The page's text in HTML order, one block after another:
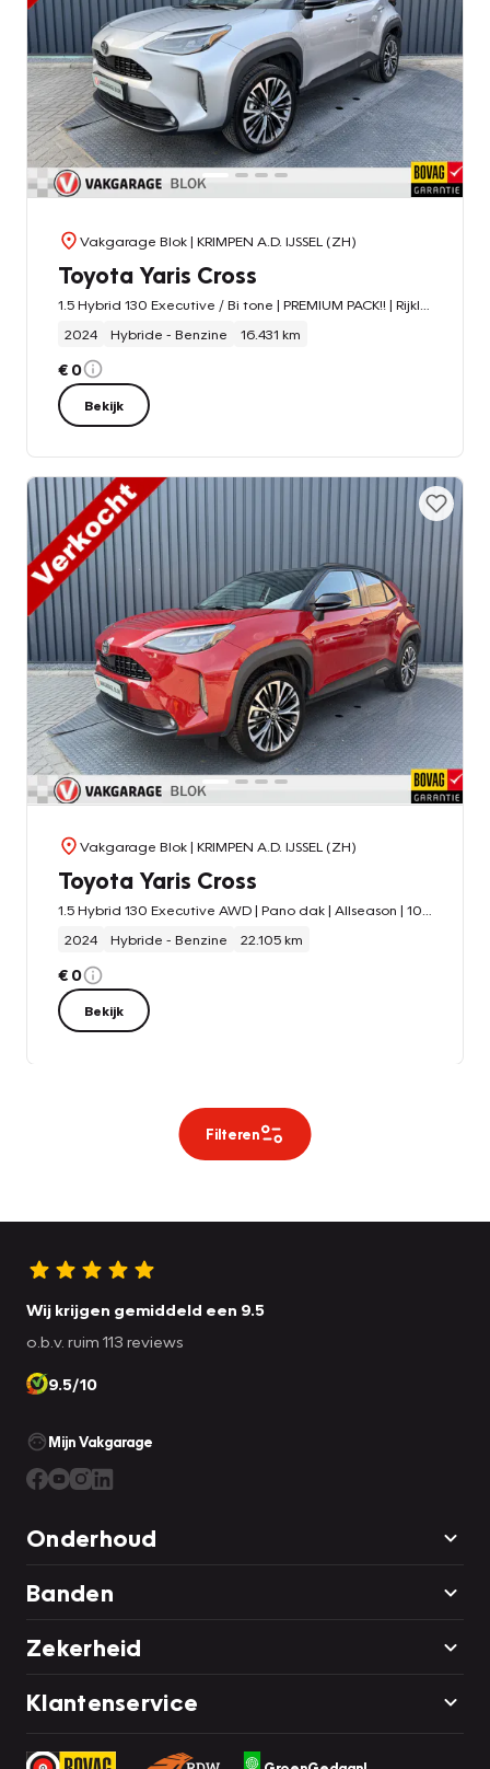
Vakgarage Blok| KRIMPEN A.D. IJSSEL (ZH)
Toyota Yaris Cross
2024
Hybride - Benzine 16.431 km
€ 0
Bekijk
Vakgarage Blok| KRIMPEN A.D. IJSSEL (ZH)
Toyota Yaris Cross
2024
Hybride - Benzine 22.105 km
€ 0
Bekijk
Filteren
Wij krijgen gemiddeld een 9.5
o.b.v. ruim 113 reviews
9.5/10
Mijn Vakgarage
Onderhoud
Banden
Zekerheid
Klantenservice